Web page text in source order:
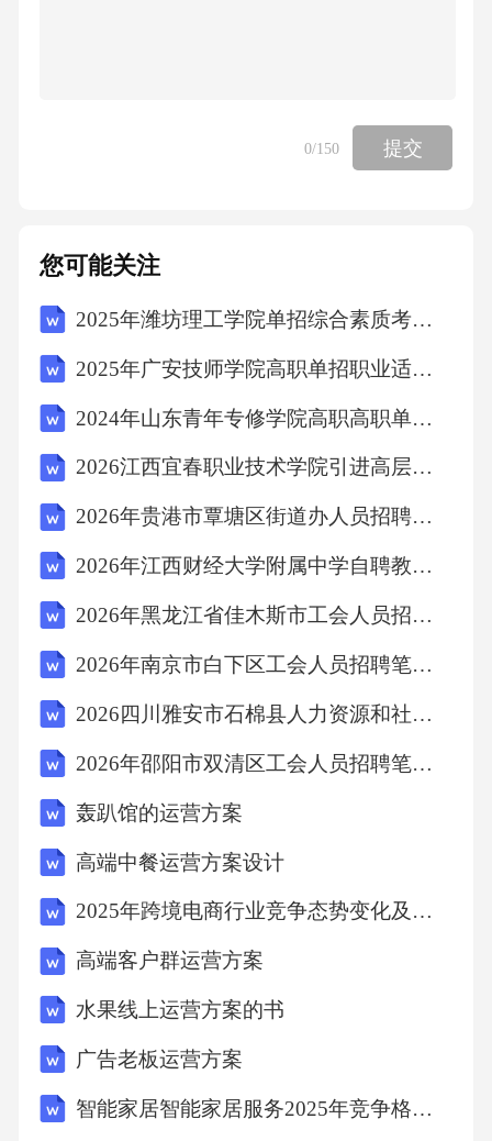
七、便利店运营方案图文
7.1风险管理
7.2竞争策略
7.3供应链优化
八、XXXXXX
8.2效果评估
8.3持续改进
九、便利店运营方案图文
9.1可持续发展
0/150 提交
您可能关注
2025年潍坊理工学院单招综合素质考试模拟试卷【完整版】附答案详解
2025年广安技师学院高职单招职业适应性测试考试模拟试卷附参考答案详解【基础题】
2024年山东青年专修学院高职高职单招职业技能考试模拟试卷含完整答案详解（夺冠）
2026江西宜春职业技术学院引进高层次人才（博士研究生）7人考试参考题库及答案详解
2026年贵港市覃塘区街道办人员招聘笔试备考题库及答案详解
2026年江西财经大学附属中学自聘教师招聘笔试参考题库及答案详解
2026年黑龙江省佳木斯市工会人员招聘考试备考题库及答案详解
2026年南京市白下区工会人员招聘笔试备考试题及答案详解
2026四川雅安市石棉县人力资源和社会保障局第二批就业见习岗位57人考试参考题库及答案详解
2026年邵阳市双清区工会人员招聘笔试备考试题及答案详解
轰趴馆的运营方案
高端中餐运营方案设计
2025年跨境电商行业竞争态势变化及风险控制方案
高端客户群运营方案
水果线上运营方案的书
广告老板运营方案
智能家居智能家居服务2025年竞争格局与市场拓展方案